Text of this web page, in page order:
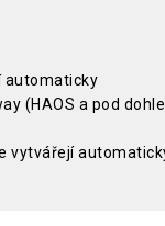
automaticky
(HAOS a pod
vytvářejí